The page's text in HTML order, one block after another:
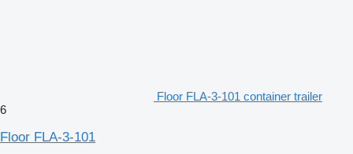
Floor FLA-3-101 container trailer
6
Floor FLA-3-101